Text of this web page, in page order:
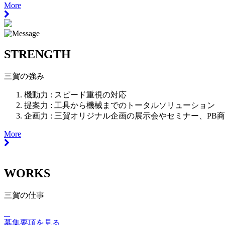
More
STRENGTH
三賀の強み
機動力 : スピード重視の対応
提案力 : 工具から機械までのトータルソリューション
企画力 : 三賀オリジナル企画の展示会やセミナー、PB
More
WORKS
三賀の仕事
募集要項を見る